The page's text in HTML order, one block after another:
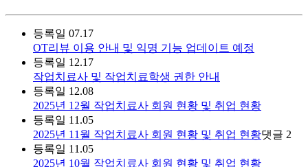
등록일 07.17
OT리뷰 이용 안내 및 익명 기능 업데이트 예정
등록일 12.17
작업치료사 및 작업치료학생 권한 안내
등록일 12.08
2025년 12월 작업치료사 회원 현황 및 취업 현황
등록일 11.05
2025년 11월 작업치료사 회원 현황 및 취업 현황댓글 2
등록일 11.05
2025년 10월 작업치료사 회원 현황 및 취업 현황